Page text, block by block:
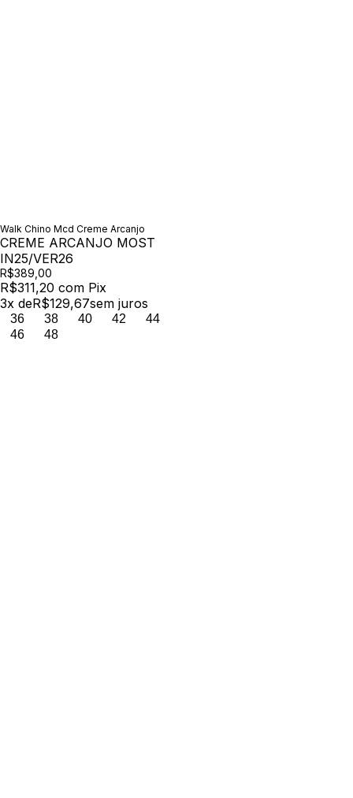
Walk Chino Mcd Creme Arcanjo
CREME ARCANJO MOST
IN25/VER26
R$389,00
R$311,20 com Pix
3x deR$129,67sem juros
36 38 40 42
44
46
48